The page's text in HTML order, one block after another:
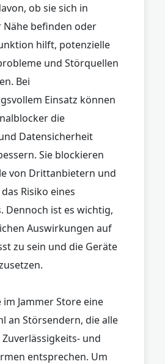
ob sie sich in
befinden oder
hilft, potenzielle
und Störquellen
Bei
Einsatz können
die
Datensicherheit
Sie blockieren
von Drittanbietern und
Risiko eines
Dennoch ist es wichtig,
Auswirkungen auf
zu sein und die Geräte
im Jammer Store eine
an Störsendern, die alle
und
entsprechen. Um